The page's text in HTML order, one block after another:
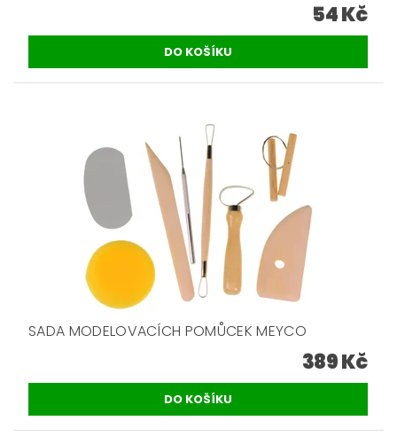
54 Kč
SADA MODELOVACÍCH POMŮCEK MEYCO
389 Kč